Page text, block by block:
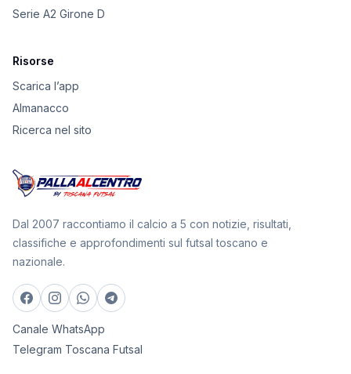
Serie A2 Girone D
Risorse
Scarica l’app
Almanacco
Ricerca nel sito
Dal 2007 raccontiamo il calcio a 5 con notizie, risultati,
classifiche e approfondimenti sul futsal toscano e
nazionale.
Canale WhatsApp
Telegram Toscana Futsal